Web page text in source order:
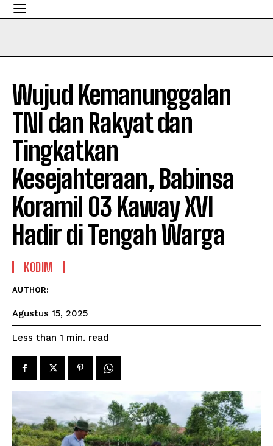
Wujud Kemanunggalan
TNI dan Rakyat dan
Tingkatkan
Kesejahteraan, Babinsa
Koramil 03 Kaway XVI
Hadir di Tengah Warga
KODIM
AUTHOR:
Agustus 15, 2025
Less than 1 min. read